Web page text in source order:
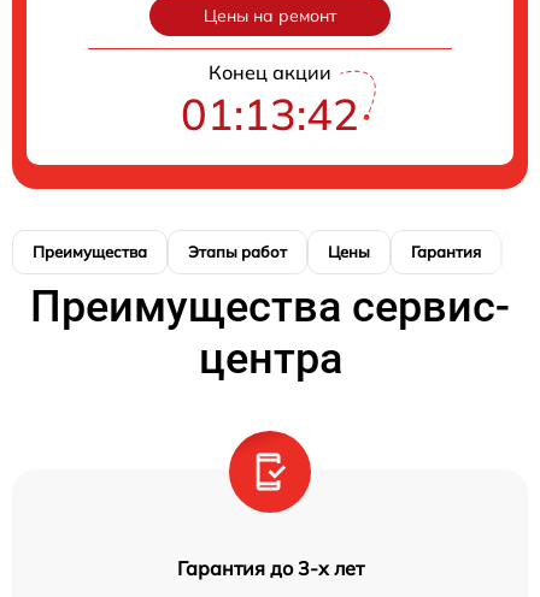
Цены на ремонт
Конец акции
01:13:41
Преимущества Этапы работ Цены Гарантия
Преимущества сервис-
центра
Гарантия до 3-х лет